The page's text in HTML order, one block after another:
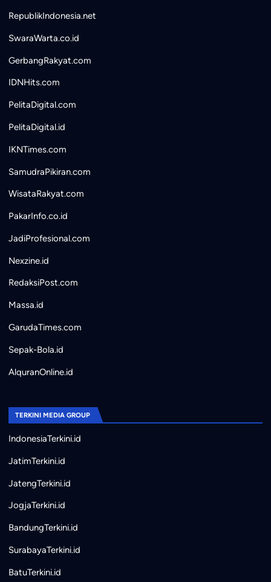
RepublikIndonesia.net
SwaraWarta.co.id
GerbangRakyat.com
IDNHits.com
PelitaDigital.com
PelitaDigital.id
IKNTimes.com
SamudraPikiran.com
WisataRakyat.com
PakarInfo.co.id
JadiProfesional.com
Nexzine.id
RedaksiPost.com
Massa.id
GarudaTimes.com
Sepak-Bola.id
AlquranOnline.id
TERKINI MEDIA GROUP
IndonesiaTerkini.id
JatimTerkini.id
JatengTerkini.id
JogjaTerkini.id
BandungTerkini.id
SurabayaTerkini.id
BatuTerkini.id